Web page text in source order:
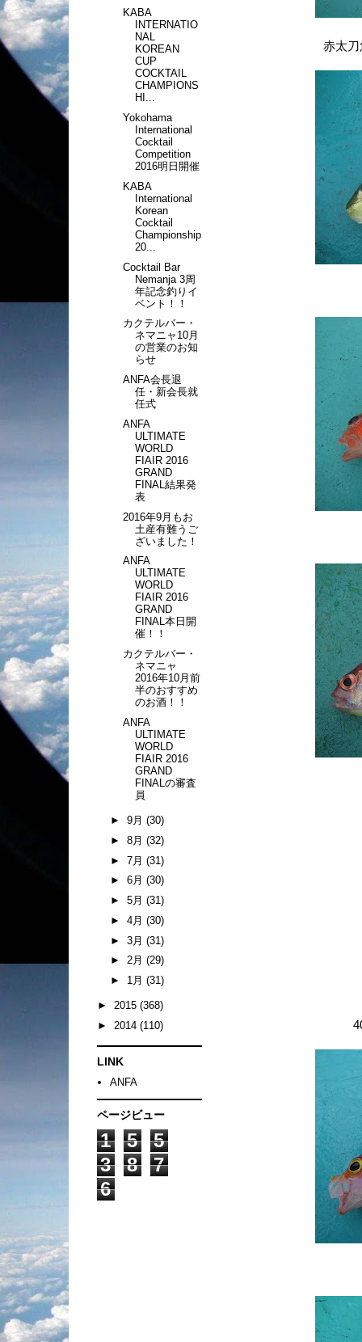
赤太
KABA
INTERNATIO
NAL
KOREAN
CUP
COCKTAIL
CHAMPIONS
HI...
Yokohama
International
Cocktail
Competition
2016明日開催
KABA
International
Korean
Cocktail
Championship
20...
Cocktail Bar
Nemanja 3周
年記念釣りイ
ベント！！
カクテルバー・
ネマニャ10月
の営業のお知
らせ
ANFA会長退
任・新会長就
任式
ANFA
ULTIMATE
WORLD
FIAIR 2016
GRAND
FINAL結果発
表
2016年9月もお
土産有難うご
ざいました！
ANFA
ULTIMATE
WORLD
FIAIR 2016
GRAND
FINAL本日開
催！！
カクテルバー・
ネマニャ
2016年10月前
半のおすすめ
のお酒！！
ANFA
ULTIMATE
WORLD
FIAIR 2016
GRAND
FINALの審査
員
► 9月 (30)
► 8月 (32)
► 7月 (31)
► 6月 (30)
► 5月 (31)
► 4月 (30)
► 3月 (31)
► 2月 (29)
► 1月 (31)
► 2015 (368)
► 2014 (110)
LINK
ANFA
ページビュー
1 5
5
3
8
7
6